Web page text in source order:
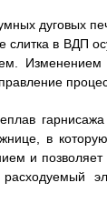
дуговых
в ВДП
Изменением
в
и